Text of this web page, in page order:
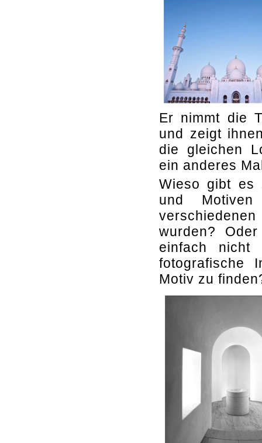
Er nimmt die
und zeigt
die gleichen
ein anderes
Wieso gibt es
und
wurden?
einfach nicht
fotografische
Motiv zu